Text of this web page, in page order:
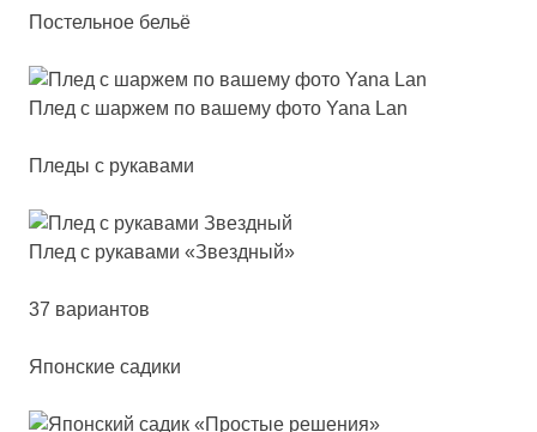
Постельное бельё
Плед с шар­жем по ва­ше­му фо­то Yana Lan
Пледы с рукавами
Плед с ру­ка­ва­ми «Звез­дный»
37 вариантов
Японские садики